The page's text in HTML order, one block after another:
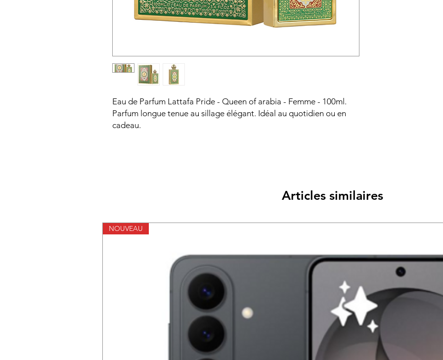
Eau de Parfum Lattafa Pride - Queen of arabia - Femme - 100ml.
Parfum longue tenue au sillage élégant. Idéal au quotidien ou en
cadeau.
Articles similaires
NOUVEAU